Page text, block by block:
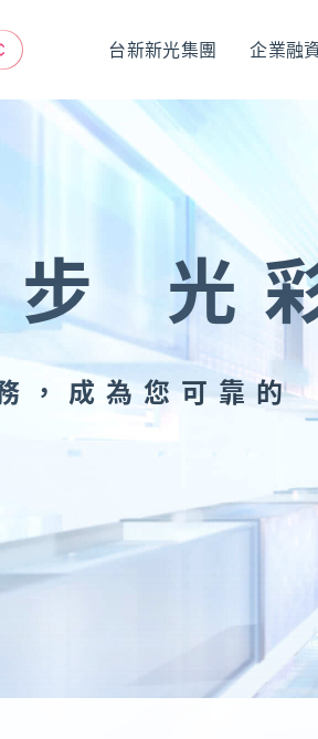
、
國際金融
、 互動下載
法遵宣導
公平待客暨
台新新光集團 企業融
個人金融 企業金融
步 光
，成為您可靠的